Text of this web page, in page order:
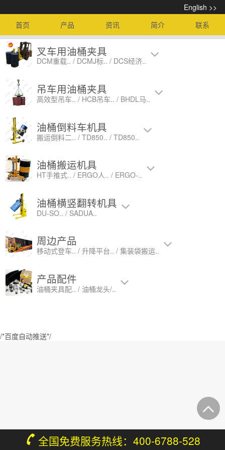
English >>
首页
产品 资讯 简介 联系
叉车用油桶夹具
DCM重载.. / DCMJ标.. / DCS经济..
吊车用油桶夹具
高效型吊车.. / HCB吊车.. / BHDL马..
油桶倒料车机具
搬运倒料二.. / TD850.. / TD850..
油桶搬运机具
HT手推式.. / ERGO人.. / ERGO-..
油桶横竖翻转机具
DU-SO.. / SADUA..
周边产品
移动式登车.. / 升降平台.. / 集装袋搬运..
产品配件
油桶夹具配.. / 油桶龙头/..
全国免费服务热线：400-6788-528
/*百度自动推送*/